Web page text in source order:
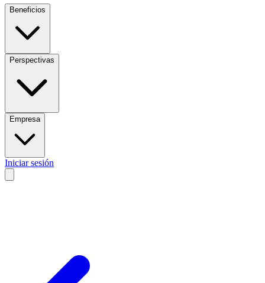
Beneficios
Perspectivas
Empresa
Iniciar sesión